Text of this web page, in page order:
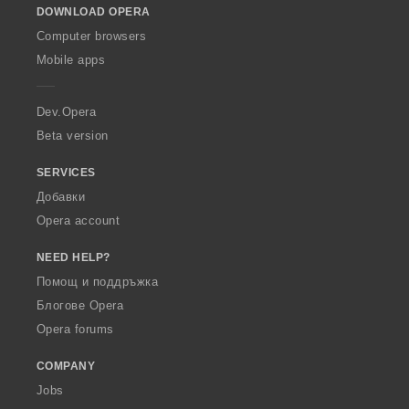
w
O
p
a
DOWNLOAD OPERA
Computer browsers
Mobile apps
Dev.Opera
Beta version
SERVICES
Добавки
Opera account
NEED HELP?
Помощ и поддръжка
Блогове Opera
Opera forums
COMPANY
Jobs